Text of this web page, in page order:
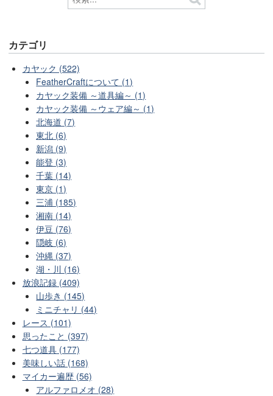
カテゴリ
カヤック (522)
FeatherCraftについて (1)
カヤック装備 ～道具編～ (1)
カヤック装備 ～ウェア編～ (1)
北海道 (7)
東北 (6)
新潟 (9)
能登 (3)
千葉 (14)
東京 (1)
三浦 (185)
湘南 (14)
伊豆 (76)
隠岐 (6)
沖縄 (37)
湖・川 (16)
放浪記録 (409)
山歩き (145)
ミニチャリ (44)
レース (101)
思ったこと (397)
七つ道具 (177)
美味しい話 (168)
マイカー遍歴 (56)
アルファロメオ (28)